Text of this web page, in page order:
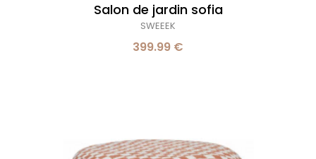
Salon de jardin sofia
SWEEEK
399.99 €